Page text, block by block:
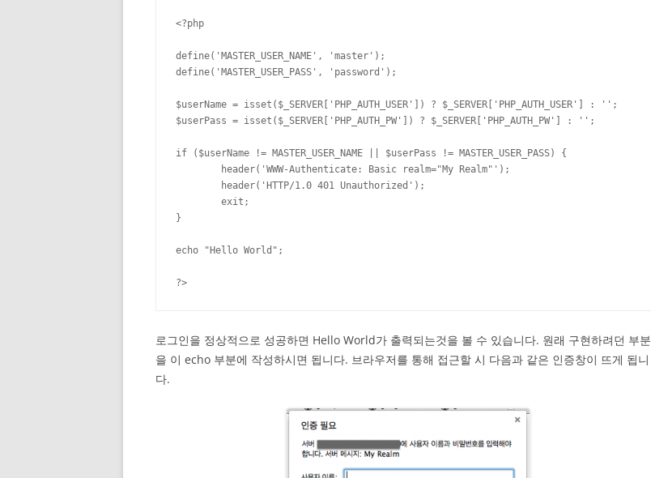
<?php
define('MASTER_USER_NAME', 'master');
define('MASTER_USER_PASS', 'password');
$userName = isset($_SERVER['PHP_AUTH_USER']) ? $_SERVER['PHP_AUTH_USER'] : '';
$userPass = isset($_SERVER['PHP_AUTH_PW']) ? $_SERVER['PHP_AUTH_PW'] : '';
if ($userName != MASTER_USER_NAME || $userPass != MASTER_USER_PASS) {
}
echo "Hello World";
?>
로그인을 정상적으로 성공하면 Hello World가 출력되는것을 볼 수 있습니다. 원래 구현하려던 부분
을 이 echo 부분에 작성하시면 됩니다. 브라우저를 통해 접근할 시 다음과 같은 인증창이 뜨게 됩니
다.